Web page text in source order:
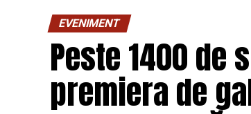
Cadrul este, practic,
greutate, ușurință în transport
structură slabă într-o zi cu
EVENIMENT
Peste 1400
premiera de